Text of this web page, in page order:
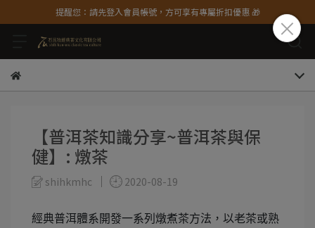
提醒您：請先登入會員帳號，方可享有專屬折扣優惠 🎁
【普洱茶知識分享~普洱茶與保
健】: 燉茶
shihkmhc 2020-08-19
經典普洱體系開發一系列燉煮茶方法，以老茶或熟